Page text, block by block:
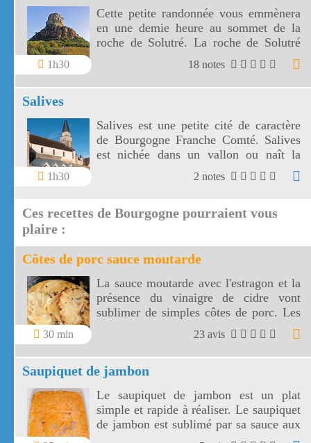
1h30
Cette petite randonnée vous emmènera
en une demie heure au sommet de la
roche de Solutré. La roche de Solutré
vous offrira un superbe panorama sur le
village de Solutré mais aussi sur celui
de Vergisson.
18 notes
Salives
1h30
Salives est une petite cité de caractère
de Bourgogne Franche Comté. Salives
est nichée dans un vallon ou naît la
2 notes
Ces recettes de Bourgogne pourraient vous
plaire :
Côtes de porc sauce moutarde
30 min
La sauce moutarde avec l'estragon et la
présence du vinaigre de cidre vont
sublimer de simples côtes de porc. Les
côtes de porc à la moutarde
s'accompagnent aussi bien de riz, de
pâtes ou de légumes de votre choix!
23 avis
Saupiquet de jambon
Le saupiquet de jambon est un plat
simple et rapide à réaliser. Le saupiquet
de jambon est sublimé par sa sauce aux
échalotes, vin blanc, concentré de